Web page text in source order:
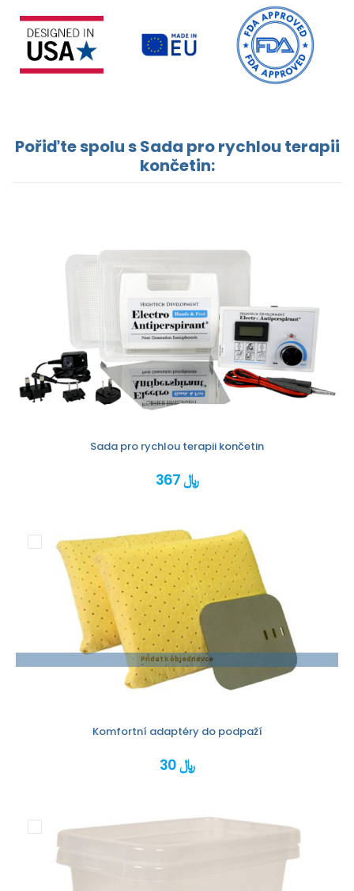
Pořiďte spolu s Sada pro rychlou terapii
končetin:
Sada pro rychlou terapii končetin
367 ﷼
Přidat k objednávce
Komfortní adaptéry do podpaží
30 ﷼